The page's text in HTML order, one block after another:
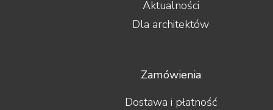
Aktualności
Dla architektów
Zamówienia
Dostawa i płatność